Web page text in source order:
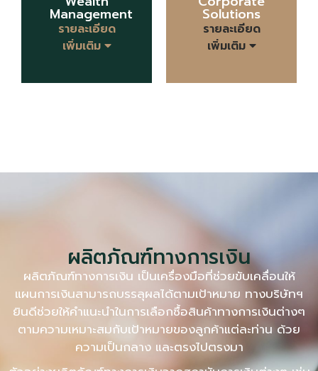
Management
รายละเอียด
เพิ่มเติม
Solutions
รายละเอียด
เพิ่มเติม
ผลิตภัณฑ์ทางการเงิน
ผลิตภัณฑ์ทางการเงิน เป็นเครื่องมือที่ช่วยขับเคลื่อนให้
แผนการเงินสามารถบรรลุผลได้ตามเป้าหมาย ทางบริษัทฯ
ยินดีช่วยให้คำแนะนำในการเลือกซื้อสินค้าทางการเงินต่างๆ
ตามความเหมาะสมกับเป้าหมายของลูกค้าแต่ละท่าน ด้วย
ความเป็นกลาง และตรงไปตรงมา